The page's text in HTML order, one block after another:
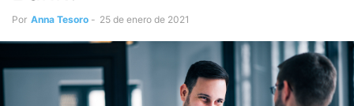
Por Anna Tesoro - 25 de enero de 2021